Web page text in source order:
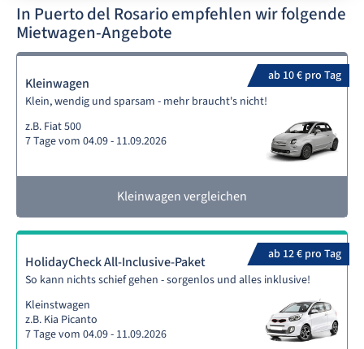
In Puerto del Rosario empfehlen wir folgende
Mietwagen-Angebote
ab 10 € pro Tag
Kleinwagen
Klein, wendig und sparsam - mehr braucht's nicht!
z.B. Fiat 500
7 Tage vom 04.09 - 11.09.2026
Kleinwagen vergleichen
ab 12 € pro Tag
HolidayCheck All-Inclusive-Paket
So kann nichts schief gehen - sorgenlos und alles inklusive!
Kleinstwagen
z.B. Kia Picanto
7 Tage vom 04.09 - 11.09.2026